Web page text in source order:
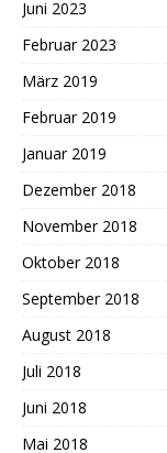
Juni 2023
Februar 2023
März 2019
Februar 2019
Januar 2019
Dezember 2018
November 2018
Oktober 2018
September 2018
August 2018
Juli 2018
Juni 2018
Mai 2018